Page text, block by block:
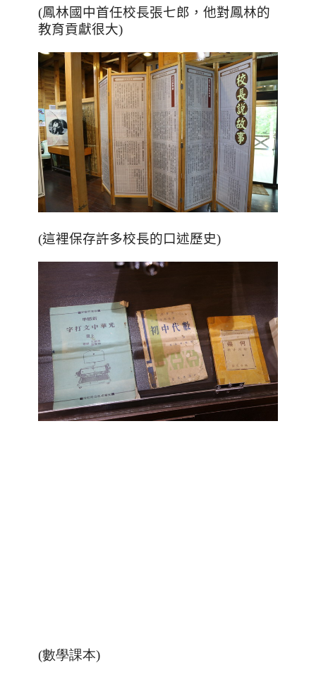
(鳳林國中首任校長張七郎，他對鳳林的
教育貢獻很大)
(這裡保存許多校長的口述歷史)
(數學課本)